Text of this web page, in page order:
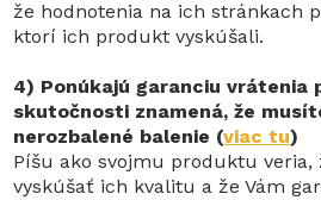
že hodnotenia na ich stránkach
ktorí ich produkt vyskúšali.
4) Ponúkajú garanciu vrátenia
skutočnosti znamená, že
nerozbalené balenie (viac tu)
Píšu ako svojmu produktu veria,
vyskúšať ich kvalitu a že Vám